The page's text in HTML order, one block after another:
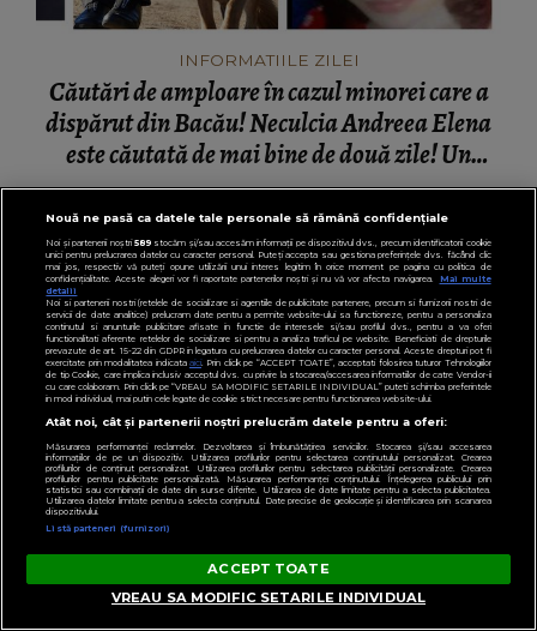
INFORMATIILE ZILEI
Căutări de amploare în cazul minorei care a
dispărut din Bacău! Neculcia Andreea Elena
este căutată de mai bine de două zile! Un
elicopter intervine la misiune
Nouă ne pasă ca datele tale personale să rămână confidențiale
Noi și partenerii noștri589stocăm și/sau accesăm informații pe dispozitivul dvs., precum identificatorii cookie
unici pentru prelucrarea datelor cu caracter personal. Puteți accepta sau gestiona preferințele dvs. făcând clic
mai jos, respectiv vă puteți opune utilizării unui interes legitim în orice moment pe pagina cu politica de
confidențialitate. Aceste alegeri vor fi raportate partenerilor noștri și nu vă vor afecta navigarea.
Mai multe
detalii
Noi si partenerii nostri (retelele de socializare si agentiile de publicitate partenere, precum si furnizorii nostri de
servicii de date analitice) prelucram date pentru a permite website-ului sa functioneze, pentru a personaliza
continutul si anunturile publicitare afisate in functie de interesele si/sau profilul dvs., pentru a va oferi
functionalitati aferente retelelor de socializare si pentru a analiza traficul pe website. Beneficiati de drepturile
prevazute de art. 15-22 din GDPR in legatura cu prelucrarea datelor cu caracter personal. Aceste drepturi pot fi
exercitate prin modalitatea indicataaici. Prin click pe “ACCEPT TOATE”, acceptati folosirea tuturor Tehnologiilor
de tip Cookie, care implica inclusiv acceptul dvs. cu privire la stocarea/accesarea informatiilor de catre Vendor-ii
cu care colaboram. Prin click pe “VREAU SA MODIFIC SETARILE INDIVIDUAL” puteti schimba preferintele
in mod individual, mai putin cele legate de cookie strict necesare pentru functionarea website-ului.
Atât noi, cât și partenerii noștri prelucrăm datele pentru a oferi:
Măsurarea performanței reclamelor. Dezvoltarea și îmbunătățirea serviciilor. Stocarea și/sau accesarea
informațiilor de pe un dispozitiv. Utilizarea profilurilor pentru selectarea conținutului personalizat. Crearea
profilurilor de conținut personalizat. Utilizarea profilurilor pentru selectarea publicității personalizate. Crearea
profilurilor pentru publicitate personalizată. Măsurarea performanței conținutului. Înțelegerea publicului prin
statistici sau combinații de date din surse diferite. Utilizarea de date limitate pentru a selecta publicitatea.
Utilizarea datelor limitate pentru a selecta conținutul. Date precise de geolocație și identificarea prin scanarea
dispozitivului.
Listă parteneri (furnizori)
ACCEPT TOATE
VREAU SA MODIFIC SETARILE INDIVIDUAL